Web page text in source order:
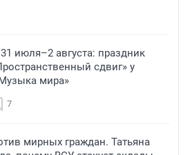
июля–2 августа: праздник
сдвиг» у
мира»
7
мирных граждан. Татьяна